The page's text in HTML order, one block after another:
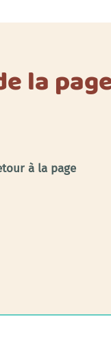
la
à la page